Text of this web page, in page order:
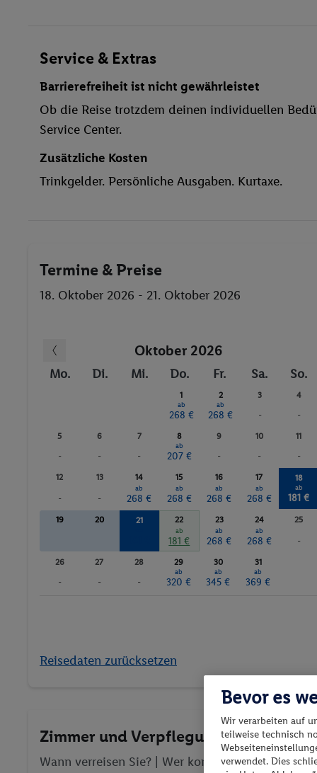
Sauna
Windsurfen
Anzahl der Pools
Sauna
Service & Extras
Barrierefreiheit ist nicht gewährleistet
Ob die Reise trotzdem deinen individuellen
Service Center.
Zusätzliche Kosten
Trinkgelder. Persönliche Ausgaben. Kurtaxe.
Termine & Preise
18. Oktober 2026 - 21. Oktober 2026
Oktober 2026
Mo. Di. Mi. Do. Fr. Sa. So.
1
ab
268 €
2
ab
268 €
3
-
4
-
5
-
6
-
7
-
8
ab
207 €
9
-
10
-
11
-
12
-
13
-
14
ab
268 €
15
ab
268 €
16
ab
268 €
17
ab
268 €
18
ab
181 €
19 20 21 22
ab
181 €
23
ab
268 €
24
ab
268 €
25
-
26
-
27
-
28
-
29
ab
320 €
30
ab
345 €
31
ab
369 €
Reisedaten zurücksetzen
Zimmer und Verpflegung wählen
Wann verreisen Sie? | Wer kommt mit?| Wo geht
Bevor es
Wir verarbeiten auf
teilweise technisch
verwendet. Dies